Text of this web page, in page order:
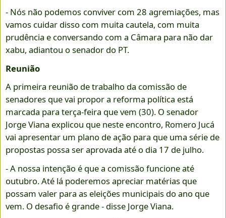
- Nós não podemos conviver com 28 agremiações, mas
vamos cuidar disso com muita cautela, com muita
prudência e conversando com a Câmara para não dar
xabu, adiantou o senador do PT.
Reunião
A primeira reunião de trabalho da comissão de
senadores que vai propor a reforma política está
marcada para terça-feira que vem (30). O senador
Jorge Viana explicou que neste encontro, Romero Jucá
vai apresentar um plano de ação para que uma série de
propostas possa ser aprovada até o dia 17 de julho.
- A nossa intenção é que a comissão funcione até
outubro. Até lá poderemos apreciar matérias que
possam valer para as eleições municipais do ano que
vem. O desafio é grande - disse Jorge Viana.